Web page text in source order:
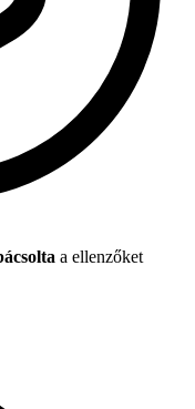
a ellenzőket